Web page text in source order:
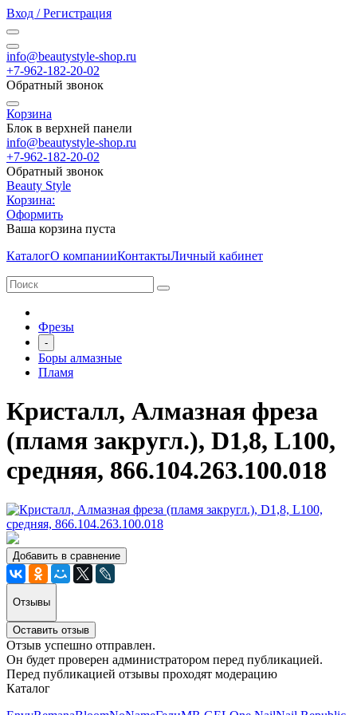
Вход / Регистрация
info@beautystyle-shop.ru
+7-962-182-20-02
Обратный звонок
Корзина
Блок в верхней панели
info@beautystyle-shop.ru
+7-962-182-20-02
Обратный звонок
Beauty Style
Корзина:
Оформить
Ваша корзина пуста
КаталогО компанииКонтактыЛичный кабинет
Фрезы
-
Боры алмазные
Пламя
Кристалл, Алмазная фреза
(пламя закругл.), D1,8, L100,
средняя, 866.104.263.100.018
Добавить в сравнение
Отзывы
Оставить отзыв
Отзыв успешно отправлен.
Он будет проверен администратором перед публикацией.
Перед публикацией отзывы проходят модерацию
Каталог